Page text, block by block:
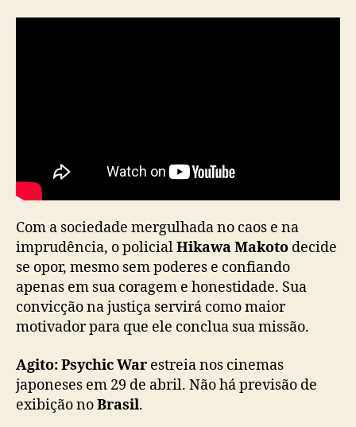
d
f
r
a
n
q
u
K
a
Com a sociedade mergulhada no caos e na
imprudência, o policialHikawa Makoto decide
se opor, mesmo sem poderes e confiando
apenas em sua coragem e honestidade. Sua
convicção na justiça servirá como maior
motivador para que ele conclua sua missão.
Agito: Psychic War estreia nos cinemas
japoneses em 29 de abril. Não há previsão de
exibição noBrasil.